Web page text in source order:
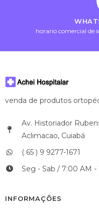
horario comercial de
venda de produtos
Av. Historiador
Aclimacao, Cuiabá
( 65 ) 9 9277-1671
Seg - Sab / 7:00 AM -
INFORMAÇÕES